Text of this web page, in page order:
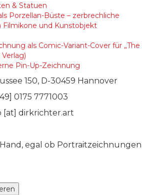
& Statuen
Porzellan-Büste – zerbrechliche
Filmikone und Kunstobjekt
als Comic-Variant-Cover für „The
Pin-Up-Zeichnung
150, D-30459 Hannover
0175 7771003
[at] dirkrichter.art
egal ob Portraitzeichnungen